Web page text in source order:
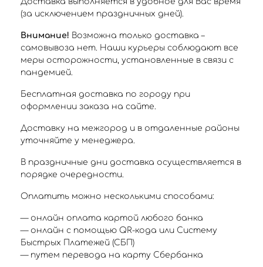
(за исключением праздничных дней).
Внимание! Возможна только доставка –
самовывоза нет. Наши курьеры соблюдают все
меры осторожности, установленные в связи с
пандемией.
Бесплатная доставка по городу при
оформлении заказа на сайте.
Доставку на межгород и в отдаленные районы
уточняйте у менеджера.
В праздничные дни доставка осуществляется в
порядке очередности.
Оплатить можно несколькими способами:
— онлайн оплата картой любого банка
— онлайн с помощью QR-кода или Систему
Быстрых Платежей (СБП)
— путем перевода на карту Сбербанка